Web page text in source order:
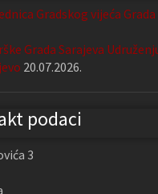
Gradskog vijeća Grada
Grada Sarajeva
20.07.2026.
podaci
3